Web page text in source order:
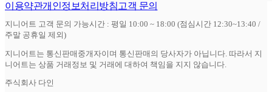
이용약관개인정보처리방침고객 문의
지니어트 고객 문의 가능시간 : 평일 10:00 ~ 18:00 (점심시간 12:30~13:40 /
주말 공휴일 제외)
지니어트는 통신판매중개자이며 통신판매의 당사자가 아닙니다. 따라서 지
니어트는 상품 거래정보 및 거래에 대하여 책임을 지지 않습니다.
주식회사 다인